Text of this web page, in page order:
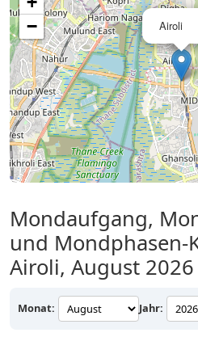
Airoli
−
Mondaufgang,
und Mondphasen-
Airoli, August 2026
Monat: Jahr: